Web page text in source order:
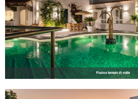
Piscina termale di notte